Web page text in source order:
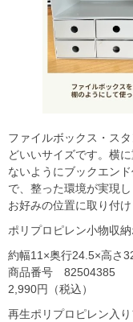
ファイルボックス・ス
どいいサイズです。横
ないようにブックエン
で、整った環境が実現
お好みの位置に取り付け
ポリプロピレン小物収
約幅11×奥行24.5×高さ
商品番号 82504385
2,990円（税込）
再生ポリプロピレン入